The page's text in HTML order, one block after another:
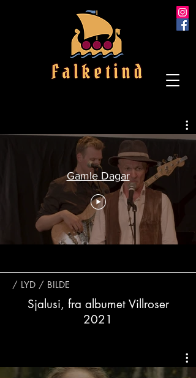
Gamle Dagar
/ LYD / BILDE
Sjalusi, fra albumet Villroser
2021